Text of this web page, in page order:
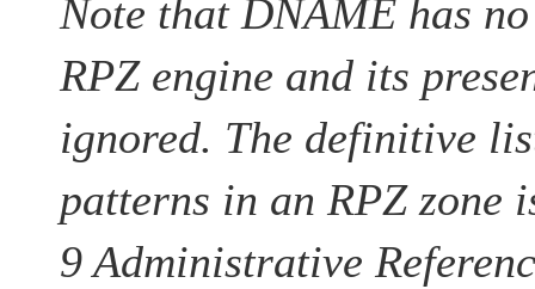
Note that DNAME has
RPZ engine and its
ignored. The definitive
patterns in an RPZ zone
9 Administrative